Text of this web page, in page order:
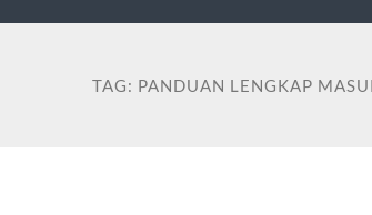
TAG: PANDUAN LENGKAP